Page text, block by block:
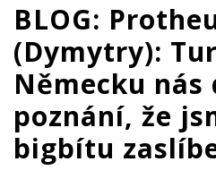
BLOG:
(Dymytry):
Německu nás
poznání, že
bigbítu